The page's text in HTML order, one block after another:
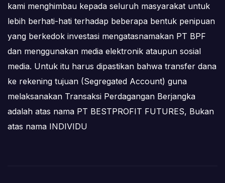
kami menghimbau kepada seluruh masyarakat untuk
lebih berhati-hati terhadap beberapa bentuk penipuan
yang berkedok investasi mengatasnamakan PT BPF
dan menggunakan media elektronik ataupun sosial
media. Untuk itu harus dipastikan bahwa transfer dana
ke rekening tujuan (Segregated Account) guna
melaksanakan Transaksi Perdagangan Berjangka
adalah atas nama PT BESTPROFIT FUTURES, Bukan
atas nama INDIVIDU